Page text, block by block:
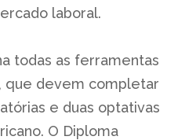
laboral.
todas as ferramentas
que devem completar
e duas optativas
O Diploma